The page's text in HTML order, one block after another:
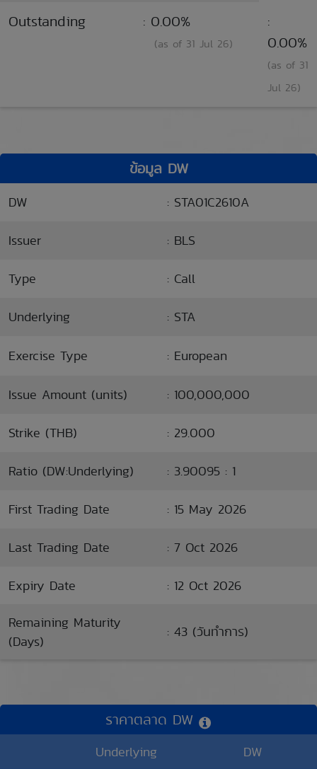
Outstanding : 0.00%
(as of 31 Jul 26)
:
0.00%
(as of 31
Jul 26)
ข้อมูล DW
DW : STA01C2610A
Issuer : BLS
Type : Call
Underlying : STA
Exercise Type : European
Issue Amount (units) : 100,000,000
Strike (THB) : 29.000
Ratio (DW:Underlying) : 3.90095 : 1
First Trading Date : 15 May 2026
Last Trading Date : 7 Oct 2026
Expiry Date : 12 Oct 2026
Remaining Maturity
(Days)
: 43 (วันทำการ)
ราคาตลาด DW
Underlying DW